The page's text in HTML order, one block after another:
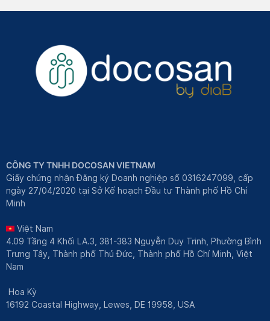
CÔNG TY TNHH DOCOSAN VIETNAM
Giấy chứng nhận Đăng ký Doanh nghiệp số 0316247099, cấp
ngày 27/04/2020 tại Sở Kế hoạch Đầu tư Thành phố Hồ Chí
Minh
Việt Nam
4.09 Tầng 4 Khối LA.3, 381-383 Nguyễn Duy Trinh, Phường Bình
Trưng Tây, Thành phố Thủ Đức, Thành phố Hồ Chí Minh, Việt
Nam
Hoa Kỳ
16192 Coastal Highway, Lewes, DE 19958, USA